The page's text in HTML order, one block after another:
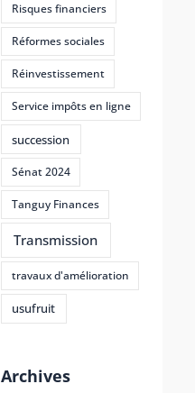
Risques financiers
Réformes sociales
Réinvestissement
Service impôts en ligne
succession
Sénat 2024
Tanguy Finances
Transmission
travaux d'amélioration
usufruit
Archives